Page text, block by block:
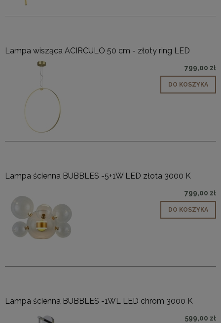
Lampa wisząca ACIRCULO 50 cm - złoty ring LED
799,00 zł
DO KOSZYKA
Lampa ścienna BUBBLES -5+1W LED złota 3000 K
799,00 zł
DO KOSZYKA
Lampa ścienna BUBBLES -1WL LED chrom 3000 K
599,00 zł